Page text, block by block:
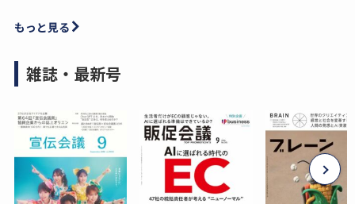
もっと見る
雑誌・最新号